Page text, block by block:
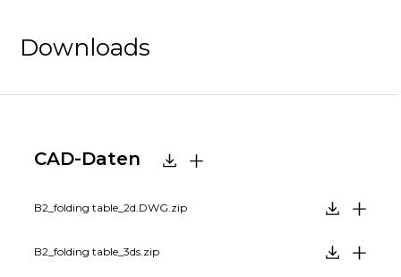
Downloads
CAD-Daten
B2_folding table_2d.DWG.zip
B2_folding table_3ds.zip